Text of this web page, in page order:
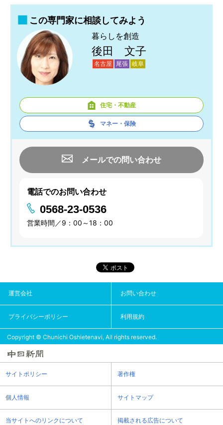
この専門家に相談してみよう
暮らしを創造
後田 文子
名古屋 尾張 岐阜
住宅・不動産
マネー・保険
メールでの問い合わせ
電話でのお問い合わせ
0568-23-0536
営業時間／9：00～18：00
運営会社 お問い合わせ
プライバシーポリシー 利用規約
Copyright © Chunichi Oshietenavi, All rights reserved.
サイトポリシー 著作権
個人情報 サイトマップ
当サイトへのリンクについて 掲載される広告について